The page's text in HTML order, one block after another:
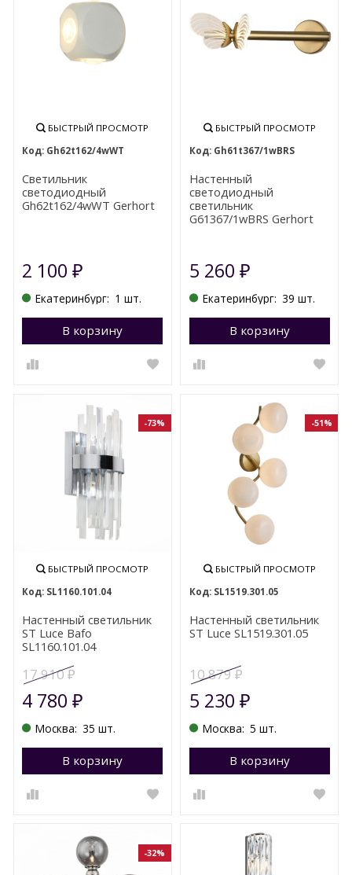
БЫСТРЫЙ ПРОСМОТР
Gh62t162/4wWT
Светильник
светодиодный
Gh62t162/4wWT Gerhort
2 100₽
Екатеринбург: 1 шт.
В корзину Перейти в корзину
БЫСТРЫЙ ПРОСМОТР
Gh61t367/1wBRS
Настенный
светодиодный
светильник
G61367/1wBRS Gerhort
5 260 ₽
Екатеринбург: 39 шт.
В корзину
-73%
БЫСТРЫЙ ПРОСМОТР
SL1160.101.04
Настенный светильник
ST Luce Bafo
SL1160.101.04
17 910₽
4 780₽
Москва: 35 шт.
В корзину Перейти в корзину
-51%
БЫСТРЫЙ ПРОСМОТР
SL1519.301.05
Настенный светильник
ST Luce SL1519.301.05
10 879₽
5 230 ₽
Москва: 5 шт.
В корзину
-32%